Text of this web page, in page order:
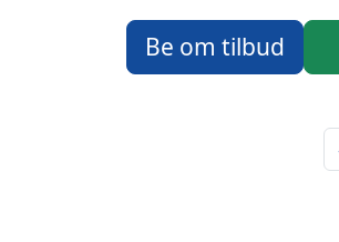
Be om tilbud